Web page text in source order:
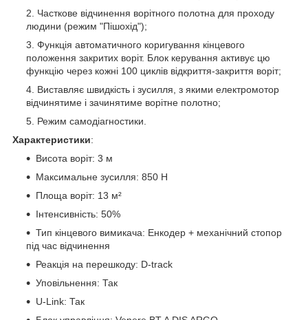
Часткове відчинення ворітного полотна для проходу
людини (режим "Пішохід");
Функція автоматичного коригування кінцевого
положення закритих воріт. Блок керування активує цю
функцію через кожні 100 циклів відкриття-закриття воріт;
Виставляє швидкість і зусилля, з якими електромотор
відчинятиме і зачинятиме ворітне полотно;
Режим самодіагностики.
Характеристики:
Висота воріт: 3 м
Максимальне зусилля: 850 Н
Площа воріт: 13 м²
Інтенсивність: 50%
Тип кінцевого вимикача: Енкодер + механічний стопор
під час відчинення
Реакція на перешкоду: D-track
Уповільнення: Так
U-Link: Так